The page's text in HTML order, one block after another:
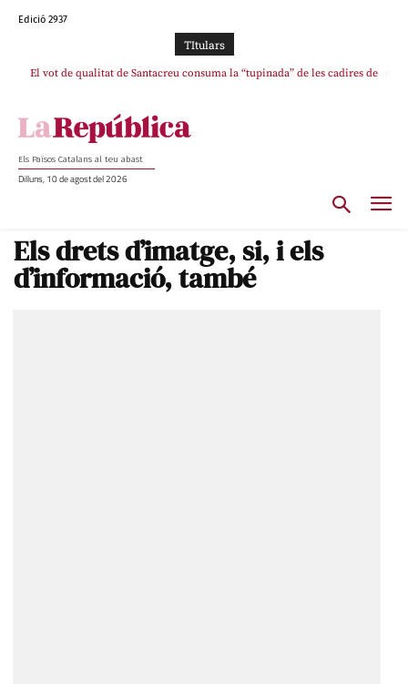
Edició 2937
TItulars
El vot de qualitat de Santacreu consuma la “tupinada” de les cadires de
La mentida de La Vanguardia: “Tres de cada quatre punts del pacte amb
Els Països Catalans al teu abast
Dilluns, 10 de agost del 2026
Els drets d’imatge, si, i els
d’informació, també